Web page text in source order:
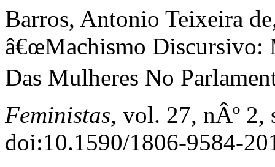
Barros, Antonio Teixeira
â€œMachismo Discursivo:
Das Mulheres No
Feministas, vol. 27, nÂº 2,
doi:10.1590/1806-9584-